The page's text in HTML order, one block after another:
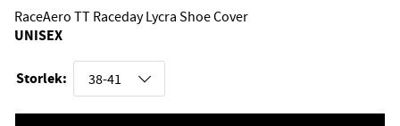
RaceAero TT Raceday Lycra Shoe Cover
UNISEX
Storlek: